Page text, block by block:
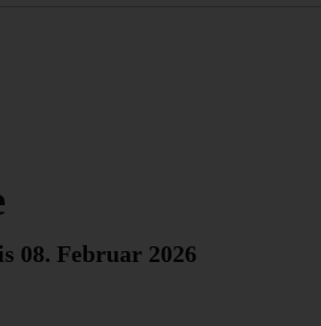
08. Februar 2026